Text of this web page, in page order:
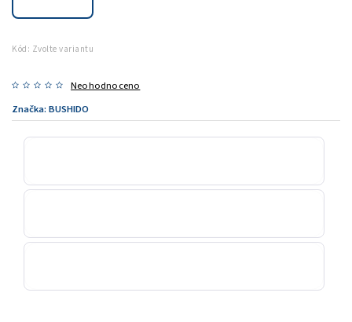
Kód: Zvolte variantu
Neohodnoceno
Značka: BUSHIDO